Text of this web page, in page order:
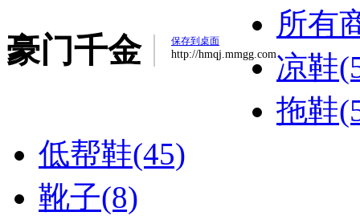
豪门千金 保存到桌面
http://hmqj.mmgg.com
所有
凉鞋
拖鞋
低帮鞋(45)
靴子(8)